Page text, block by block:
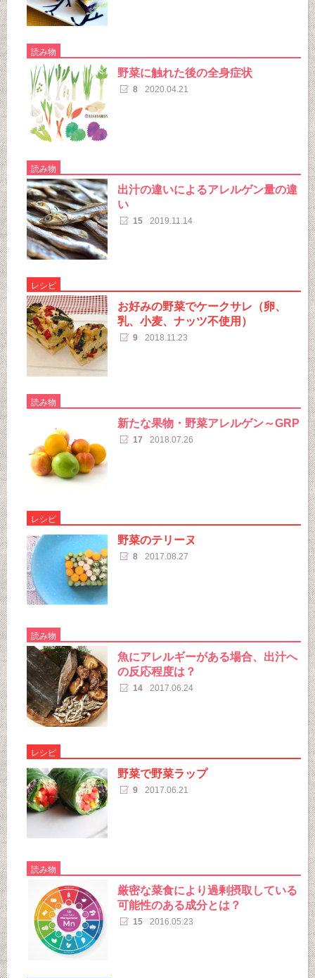
読み物
野菜に触れた後の全身症状
8 2020.04.21
読み物
出汁の違いによるアレルゲン量の違
い
15 2019.11.14
レシピ
お好みの野菜でケークサレ（卵、
乳、小麦、ナッツ不使用）
9 2018.11.23
読み物
新たな果物・野菜アレルゲン～GRP
17 2018.07.26
レシピ
野菜のテリーヌ
8 2017.08.27
読み物
魚にアレルギーがある場合、出汁へ
の反応程度は？
14 2017.06.24
レシピ
野菜で野菜ラップ
9 2017.06.21
読み物
厳密な菜食により過剰摂取している
可能性のある成分とは？
15 2016.05.23